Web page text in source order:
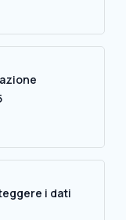
i dati